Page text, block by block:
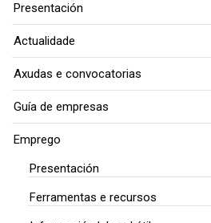
Presentación
Actualidade
Axudas e convocatorias
Guía de empresas
Emprego
Presentación
Ferramentas e recursos